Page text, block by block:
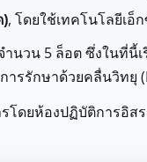
, โดยใช้เทคโนโลยีเอ็
นวน 5 ล็อต ซึ่งในที่นี้
รรักษาด้วยคลื่นวิทยุ
โดยห้องปฏิบัติการอิส